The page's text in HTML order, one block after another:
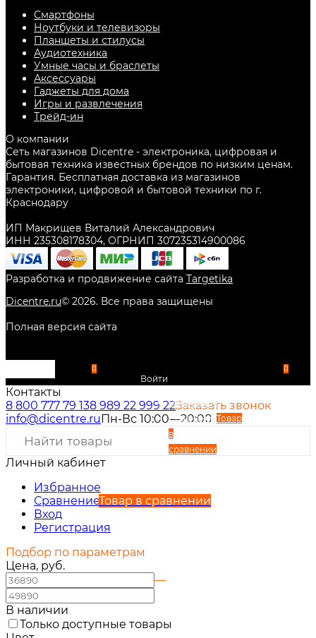
Смартфоны
Ноутбуки и телевизоры
Планшеты и стилусы
Аудиотехника
Умные часы и браслеты
Аксессуары
Гаджеты для дома
Игры и развлечения
Трейд-ин
О компании
Сеть магазинов Dicentre - электроника, цифровая и
бытовая техника известных брендов по низким ценам.
Гарантия. Бесплатная доставка из магазинов
электроники, цифровой и бытовой техники по г.
Краснодару
ИП Макрищев Виталий Александрович
ИНН 235308178304, ОГРНИП 307235314900086
Разработка и продвижение сайта Targetika
Dicentre.ru© 2026. Все права защищены
Полная версия сайта
0
Войти
Избранное
Сравнение Товар
в
сравнении
0
Контакты
8 800 777 79 138 989 22 999 22Заказать звонок
info@dicentre.ru Пн-Вс 10:00—20:00
Личный кабинет
Избранное
СравнениеТовар в сравнении
Вход
Регистрация
Подбор по параметрам
Цена, руб.
—
В наличии
Только доступные товары